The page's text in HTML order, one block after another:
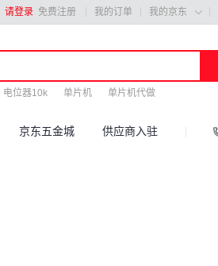
请登录 免费注册 我的订单 我的京东 
电位器10k 单片机 单片机代做
京东五金城 供应商入驻